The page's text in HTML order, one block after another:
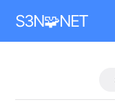
S3N🧩NET